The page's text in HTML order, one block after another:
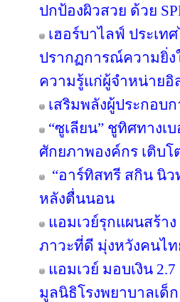
ปกป้องผิวสวย ด้วย
เฮอร์บาไลฟ์ ประเท
ปรากฏการณ์ความยิ่ง
ความรู้แก่ผู้จำหน่ายอิ
เสริมพลังผู้ประกอบ
“ซูเลียน” ชูทิศทางเ
ศักยภาพองค์กร เติบโ
“อาร์ทิสทรี สกิน นิ
หลังตื่นนอน
แอมเวย์รุกแผนสร้า
ภาวะที่ดี มุ่งหวังคนไท
แอมเวย์ มอบเงิน
มูลนิธิโรงพยาบาลเด็